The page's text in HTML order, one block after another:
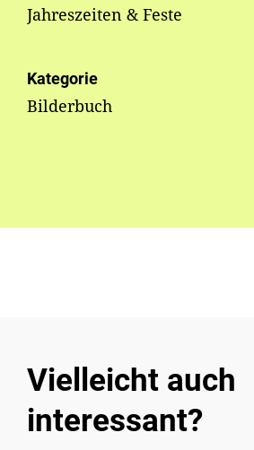
Jahreszeiten & Feste
Kategorie
Bilderbuch
Vielleicht auch
interessant?